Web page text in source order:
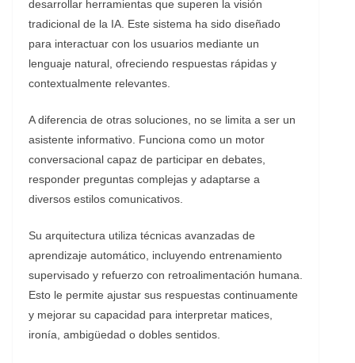
desarrollar herramientas que superen la visión
tradicional de la IA. Este sistema ha sido diseñado
para interactuar con los usuarios mediante un
lenguaje natural, ofreciendo respuestas rápidas y
contextualmente relevantes.
A diferencia de otras soluciones, no se limita a ser un
asistente informativo. Funciona como un motor
conversacional capaz de participar en debates,
responder preguntas complejas y adaptarse a
diversos estilos comunicativos.
Su arquitectura utiliza técnicas avanzadas de
aprendizaje automático, incluyendo entrenamiento
supervisado y refuerzo con retroalimentación humana.
Esto le permite ajustar sus respuestas continuamente
y mejorar su capacidad para interpretar matices,
ironía, ambigüedad o dobles sentidos.